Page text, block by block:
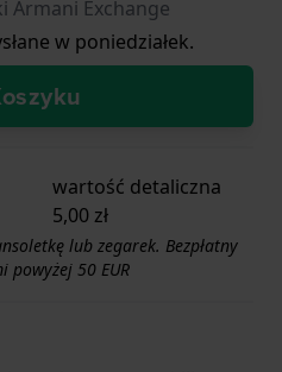
Armani Exchange
w poniedziałek.
wartość detaliczna
5,00 zł
lub zegarek. Bezpłatny
powyżej 50 EUR